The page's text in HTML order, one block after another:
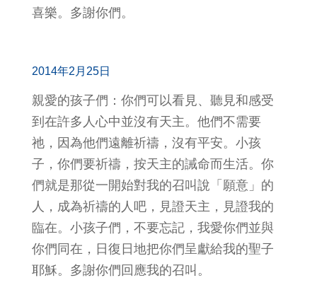
喜樂。多謝你們。
2014年2月25日
親愛的孩子們：你們可以看見、聽見和感受
到在許多人心中並沒有天主。他們不需要
祂，因為他們遠離祈禱，沒有平安。小孩
子，你們要祈禱，按天主的誡命而生活。你
們就是那從一開始對我的召叫說「願意」的
人，成為祈禱的人吧，見證天主，見證我的
臨在。小孩子們，不要忘記，我愛你們並與
你們同在，日復日地把你們呈獻給我的聖子
耶穌。多謝你們回應我的召叫。